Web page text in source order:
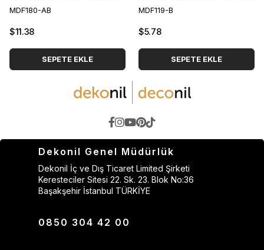
MDF180-AB
$11.38
SEPETE EKLE
MDF119-B
$5.78
SEPETE EKLE
Dekonil Genel Müdürlük
Dekonil İç ve Dış Ticaret Limited Şirketi
Keresteciler Sitesi 22. Sk. 23. Blok No:36
Başakşehir İstanbul TÜRKİYE
0850 304 42 00